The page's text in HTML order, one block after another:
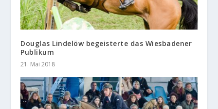
Douglas Lindelöw begeisterte das Wiesbadener
Publikum
21. Mai 2018